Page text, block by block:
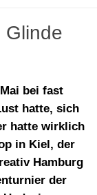
Glinde
bei fast
hatte, sich
hatte wirklich
in Kiel, der
Hamburg
der